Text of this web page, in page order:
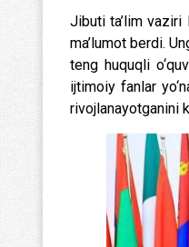
Jibuti ta’lim vaziri
ma’lumot berdi.
teng huquqli
ijtimoiy fanlar
rivojlanayotganini